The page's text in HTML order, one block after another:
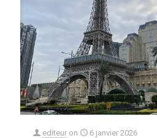
editeur on 6 janvier 2026